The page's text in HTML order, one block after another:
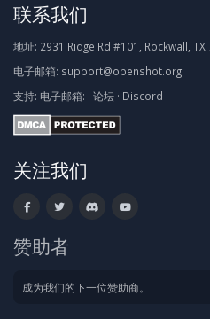
联系我们
地址: 2931 Ridge Rd #101, Rockwall,
电子邮箱: support@openshot.org
支持: 电子邮箱: · 论坛 · Discord
关注我们
赞助者
成为我们的下一位赞助商。